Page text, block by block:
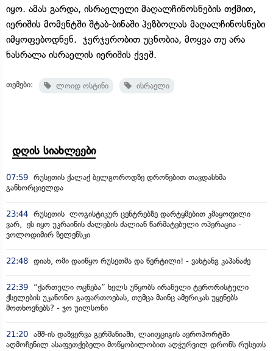
იყო. ამას გარდა, ისრაელელი მაღალჩინოსნების თქმით,
იერიშის მომენტში შტაბ-ბინაში ჰეზბოლას მაღალჩინოსნები
იმყოფებოდნენ. ჯერჯერობით უცნობია, მოყვა თუ არა
ნასრალა ისრაელის იერიშის ქვეშ.
თემები: ლოიდ ოსტინი ისრაელი
დღის სიახლეები
07:59 რუსეთის ქალაქ ბელგოროდზე დრონებით თავდასხმა
განხორციელდა
23:44 რუსეთის ლოგისტიკურ ცენტრებზე დარტყმებით კმაყოფილი
ვარ, ეს იყო უკრაინის ძალების ძალიან წარმატებული ოპერაცია -
ვოლოდიმირ ზელენსკი
22:48 დიახ, ომი დაიწყო რუსეთმა და წერტილი! - ვახტანგ კაპანაძე
22:39
“ქართული ოცნება” ხელს უწყობს ირანული ტერორისტული
ქსელების უკანონო გაფართოებას, თუმცა მაინც ამერიკას უყენებს
მოთხოვნებს? - ჯო უილსონი
21:20 აშშ-ის დაზვერვა გერმანიაში, ლაიფციგის აეროპორტში
აღმოჩენილ ასაფეთქებელი მოწყობილობით აღჭურვილ დრონს რუსეთს